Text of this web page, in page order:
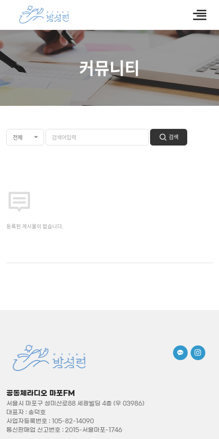
커뮤니티
검색
등록된 게시물이 없습니다.
공동체라디오 마포FM
서울시 마포구 성미산로88 세광빌딩 4층 (우 03986)
대표자 : 송덕호
사업자등록번호 : 105-82-14090
통신판매업 신고번호 : 2015-서울마포-1746